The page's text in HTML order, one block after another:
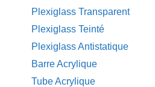
Plexiglass Transparent
Plexiglass Teinté
Plexiglass Antistatique
Barre Acrylique
Tube Acrylique